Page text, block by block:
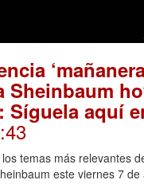
Sheinbaum
Síguela aquí
temas más relevantes
este viernes 7 de